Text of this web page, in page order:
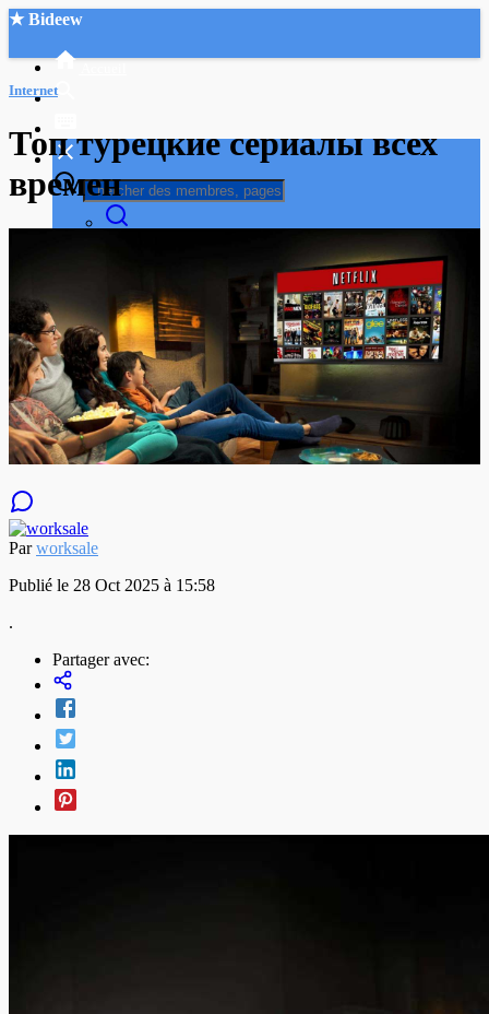
★ Bideew
Connexion
Créer un compte
Mode nuit
Internet
Топ турецкие сериалы всех
времен
Parworksale
Publié le 28 Oct 2025 à 15:58
.
Partager avec: